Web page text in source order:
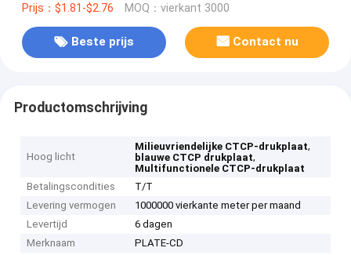
Prijs：$1.81-$2.76 MOQ：vierkant 3000
Beste prijs Contact nu
Productomschrijving
Hoog licht
Milieuvriendelijke CTCP-drukplaat,
blauwe CTCP drukplaat,
Multifunctionele CTCP-drukplaat
Betalingscondities
T/T
Levering vermogen
1000000 vierkante meter per maand
Levertijd
6 dagen
Merknaam
PLATE-CD